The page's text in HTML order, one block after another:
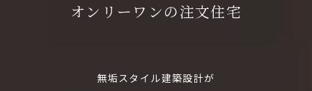
オンリーワンの注文住宅
無垢スタイル建築設計が